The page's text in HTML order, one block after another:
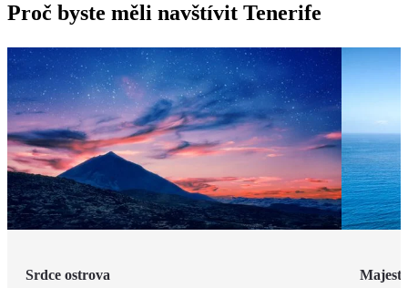
Proč byste měli navštívit Tenerife
Srdce ostrova